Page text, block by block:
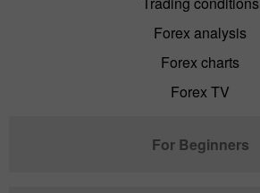
Forex analysis
Forex charts
Forex TV
For Beginners